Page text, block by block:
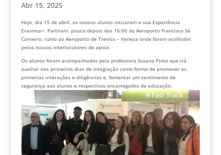
Abr 15, 2025
Hoje, dia 15 de abril, os nossos alunos iniciaram a sua Experiência
Erasmus+. Partiram, pouco depois das 16:00 do Aeroporto Francisco Sá
Carneiro, rumo ao Aeroporto de Treviso – Veneza onde foram acolhidos
pelos nossos interlocutores de apoio.
Os alunos foram acompanhados pela professora Susana Pinto que irá
auxiliar nos primeiros dias de integração como forma de promover as
primeiras interações e diligências e, fomentar um sentimento de
segurança aos alunos e respectivos encarregados de educação.